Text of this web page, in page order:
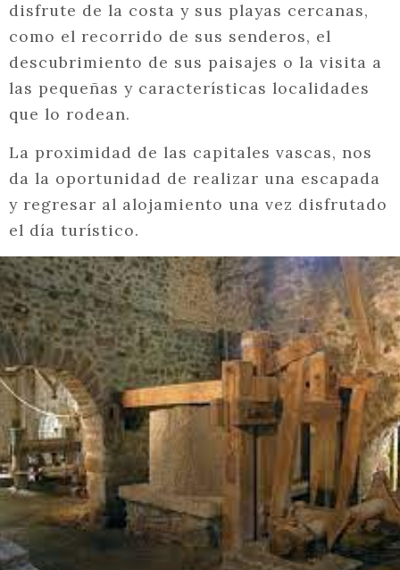
disfrute de la costa y sus playas cercanas,
como el recorrido de sus senderos, el
descubrimiento de sus paisajes o la visita a
las pequeñas y características localidades
que lo rodean.
La proximidad de las capitales vascas, nos
da la oportunidad de realizar una escapada
y regresar al alojamiento una vez disfrutado
el día turístico.